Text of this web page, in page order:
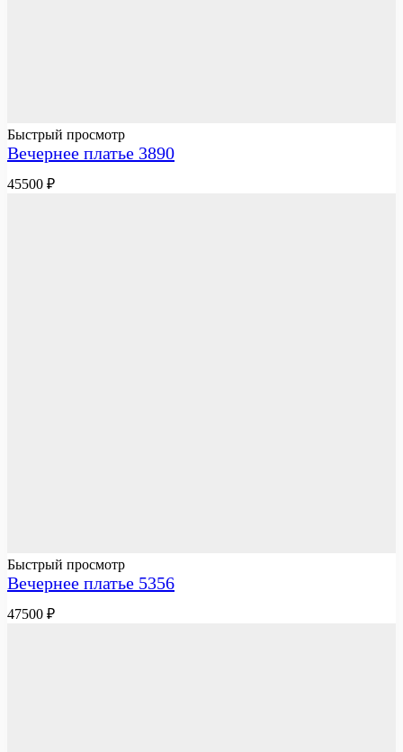
Быстрый просмотр
Вечернее платье 3890
45500 ₽
Быстрый просмотр
Вечернее платье 5356
47500 ₽